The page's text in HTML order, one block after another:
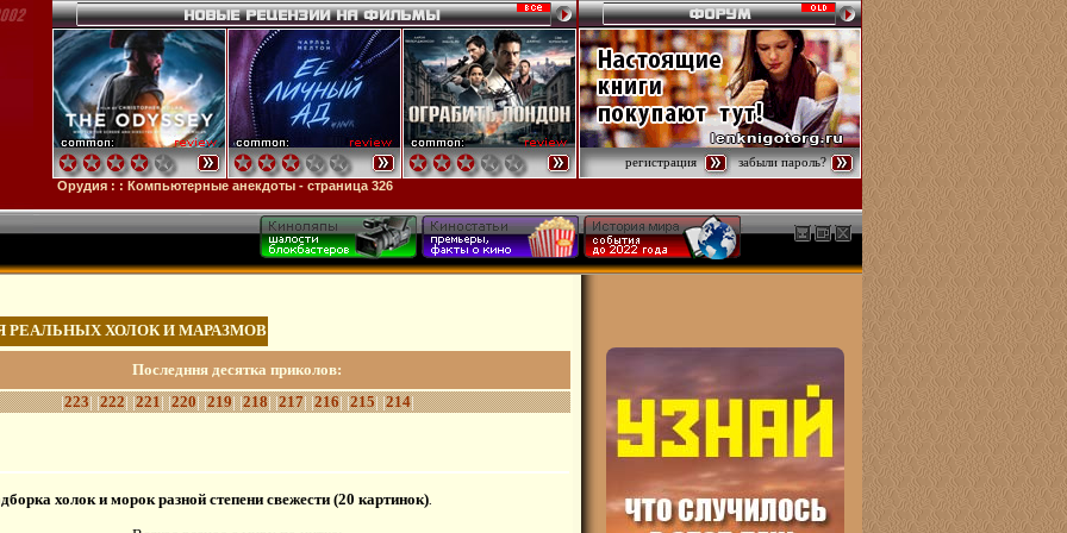
Компьютерные анекдоты - страница 326
регистрация забыли пароль?
РЕАЛЬНЫХ ХОЛОК И МАРАЗМОВ
Последння десятка приколов:
|223| |222| |221| |220| |219| |218| |217| |216| |215| |214|
холок и морок разной степени свежести (20 картинок).